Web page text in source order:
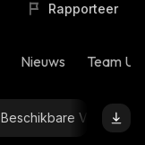
Rapporteer
Nieuws Team
Beschikbare Voorraad